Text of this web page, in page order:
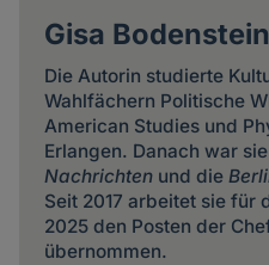
Gisa Bodenstein
Die Autorin studierte
Wahlfächern Politische
American Studies und
Erlangen. Danach war
Nachrichtenund die
Seit 2017 arbeitet sie für
2025 den Posten der
übernommen.